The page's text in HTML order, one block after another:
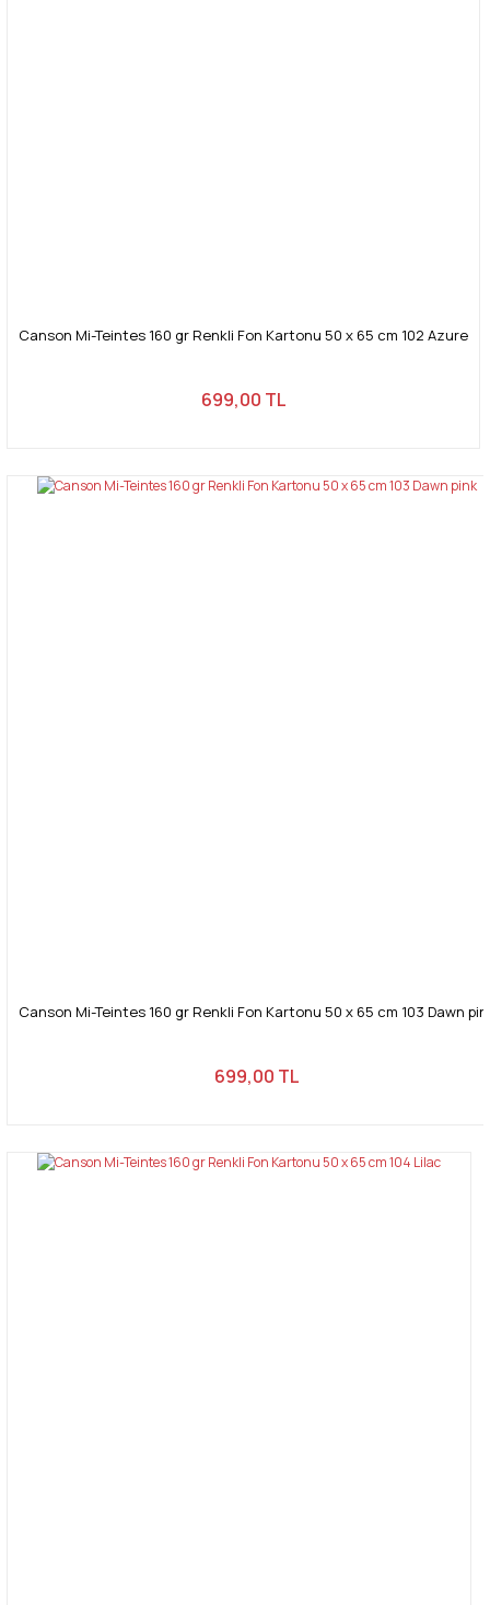
Canson Mi-Teintes 160 gr Renkli Fon Kartonu 50 x 65 cm 102 Azure
699,00 TL
Canson Mi-Teintes 160 gr Renkli Fon Kartonu 50 x 65 cm 103 Dawn
699,00 TL